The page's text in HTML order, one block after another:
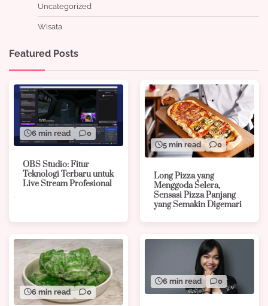
Uncategorized
Wisata
Featured Posts
6 min read 0
OBS Studio: Fitur
Teknologi Terbaru untuk
Live Stream Profesional
5 min read 0
Long Pizza yang
Menggoda Selera,
Sensasi Pizza Panjang
yang Semakin Digemari
6 min read 0
6 min read 0